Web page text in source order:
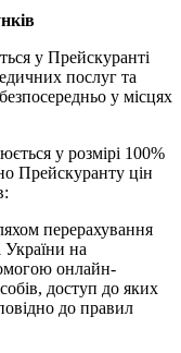
у Прейскуранті
послуг та
у місцях
у розмірі 100%
Прейскуранту цін
перерахування
України на
онлайн-
доступ до яких
до правил